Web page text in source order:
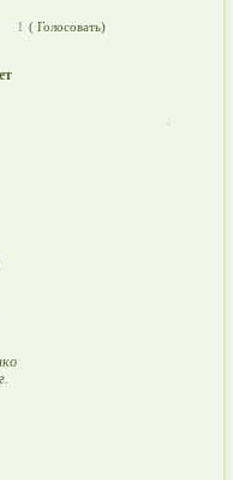
(
1 Голосовать)